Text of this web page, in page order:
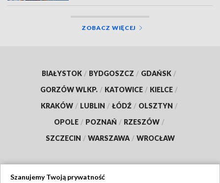
ZOBACZ WIĘCEJ
BIAŁYSTOK / BYDGOSZCZ / GDAŃSK /
GORZÓW WLKP. / KATOWICE / KIELCE /
KRAKÓW / LUBLIN / ŁÓDŹ / OLSZTYN /
OPOLE / POZNAŃ / RZESZÓW /
SZCZECIN / WARSZAWA / WROCŁAW
Szanujemy Twoją prywatność